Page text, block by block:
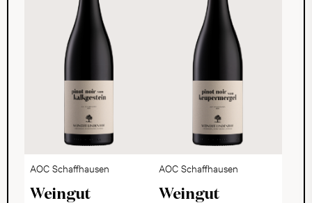
AOC Schaffhausen
Weingut
AOC Schaffhausen
Weingut